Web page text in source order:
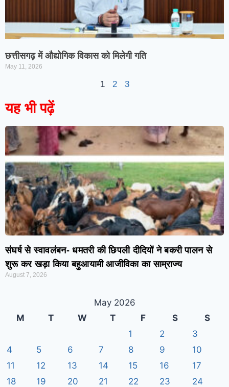
छत्तीसगढ़ में औद्योगिक विकास को मिलेगी गति
May 11, 2026
1 2 3
यह भी पढ़ें
संघर्ष से स्वावलंबन- धमतरी की छिपली दीदियों ने बकरी पालन से
शुरू कर खड़ा किया बहुआयामी आजीविका का साम्राज्य
August 7, 2026
May 2026
M
T W T F S
S
1
2
3
4
5 6 7 8 9
10
11
12 13 14 15 16
17
18
19 20 21 22 23
24